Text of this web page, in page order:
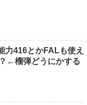
力416とかFALも使え
←榴弾どうにかする